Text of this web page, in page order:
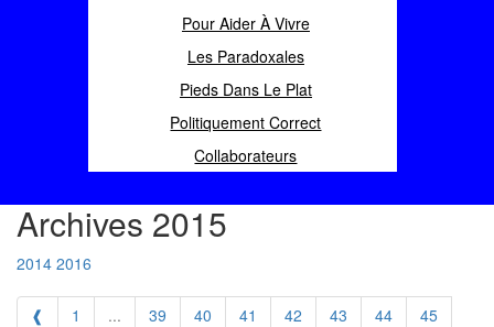
Pour Aider À Vivre
Les Paradoxales
Pieds Dans Le Plat
Politiquement Correct
Collaborateurs
Archives 2015
2014 2016
❰ 1 ... 39 40 41 42 43 44
45